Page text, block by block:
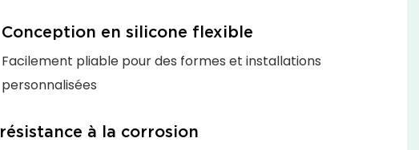
Conception en silicone flexible
Facilement pliable pour des formes et installations
personnalisées
résistance à la corrosion